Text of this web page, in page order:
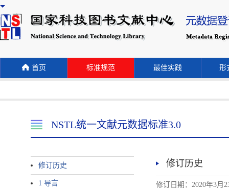
首页 标准规范 最佳实践 形
NSTL统一文献元数据标准3.0
修订历史
1 导言
修订历史
修订日期：2020年3月